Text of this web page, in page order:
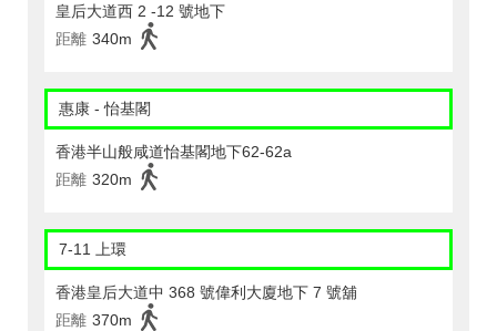
皇后大道西 2 -12 號地下
距離 340m
惠康 - 怡基閣
香港半山般咸道怡基閣地下62-62a
距離 320m
7-11 上環
香港皇后大道中 368 號偉利大廈地下 7 號舖
距離 370m